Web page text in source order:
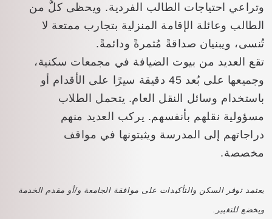
وتراعي احتياجات الطالب الفردية. ويحظى كلٌّ من
الطالب وعائلة الإقامة المنزلية بتجارب ممتعة لا
تُنسى، ويبنيان صداقةً مُثمرةً ودائمةً.
تقع العديد من بيوت الضيافة في مجمعات سكنية،
وجميعها على بُعد 45 دقيقة سيرًا على الأقدام أو
باستخدام وسائل النقل العام. يتحمل الطلاب
مسؤولية نقلهم بأنفسهم. يركب العديد منهم
دراجاتهم إلى المدرسة ويثبتونها في مواقف
مخصصة.
يعتمد توفر السكن والتأكيدات على موافقة الجامعة و/أو مقدم الخدمة
ويخضع للتغيير.